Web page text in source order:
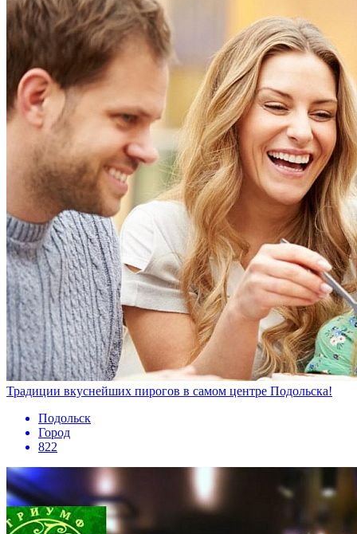
Традиции вкуснейших пирогов в самом центре Подольска!
Подольск
Город
822